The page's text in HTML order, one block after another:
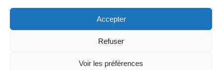
Accepter
Refuser
Voir les préférences
Le CSSMI autorise certaines intelligences artificielles contrôlées et